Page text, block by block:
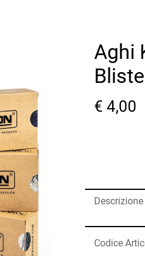
Aghi
€ 4,00
Codice